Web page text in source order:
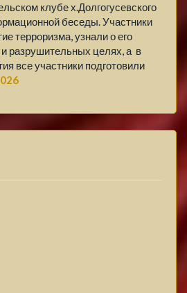
клубе х.Долгогусевского
беседы. Участники
терроризма, узнали о его
разрушительных целях, а в
все участники подготовили